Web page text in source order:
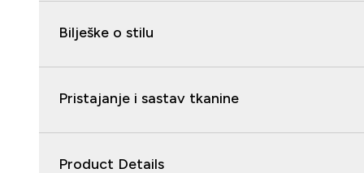
Bilješke o stilu
Pristajanje i sastav tkanine
Product Details